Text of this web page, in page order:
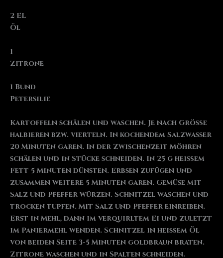
2 EL
Öl
1
Zitrone
1 Bund
Petersilie
Kartoffeln schälen und waschen. Je nach Größe
halbieren bzw. vierteln. In kochendem Salzwasser
20 Minuten garen. In der Zwischenzeit Möhren
schälen und in Stücke schneiden. In 25 g heißem
Fett 5 Minuten dünsten. Erbsen zufügen und
zusammen weitere 5 Minuten garen. Gemüse mit
Salz und Pfeffer würzen. Schnitzel waschen und
trocken tupfen. Mit Salz und Pfeffer einreiben.
Erst in Mehl, dann im verquirltem Ei und zuletzt
im Paniermehl wenden. Schnitzel in heißem Öl
von beiden Seite 3-5 Minuten goldbraun braten.
Zitrone waschen und in Spalten schneiden.